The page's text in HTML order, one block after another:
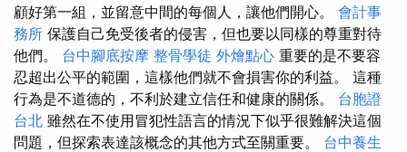
顧好第一組，並留意中間的每個人，讓他們開心。 會計事
務所 保護自己免受後者的侵害，但也要以同樣的尊重對待
他們。 台中腳底按摩 整骨學徒 外燴點心 重要的是不要容
忍超出公平的範圍，這樣他們就不會損害你的利益。 這種
行為是不道德的，不利於建立信任和健康的關係。 台胞證
台北 雖然在不使用冒犯性語言的情況下似乎很難解決這個
問題，但探索表達該概念的其他方式至關重要。 台中養生